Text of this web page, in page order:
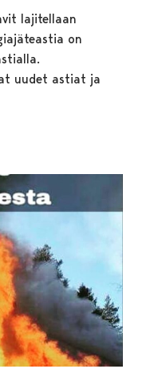
lajitellaan
on
uudet astiat ja